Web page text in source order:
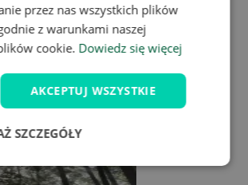
Ursus
przez nas wszystkich plików
z warunkami naszej
cookie. Dowiedz się więcej
AKCEPTUJ WSZYSTKIE
SZCZEGÓŁY